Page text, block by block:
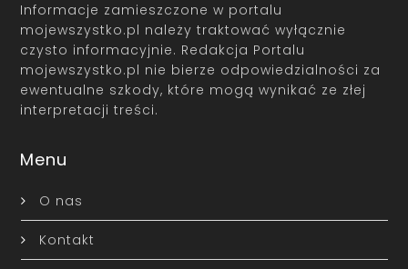
Informacje zamieszczone w portalu
mojewszystko.pl należy traktować wyłącznie
czysto informacyjnie. Redakcja Portalu
mojewszystko.pl nie bierze odpowiedzialności za
ewentualne szkody, które mogą wynikać ze złej
interpretacji treści.
Menu
O nas
Kontakt